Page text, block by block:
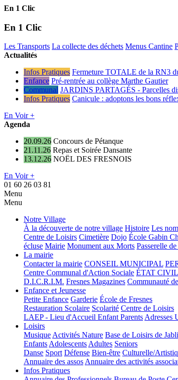
En 1 Clic
En 1 Clic
Les Transports La collecte des déchets Menus Cantine
Actualités
Infos Pratiques Fermeture TOTALE de la RN3
Enfance Pré-rentrée au collège Marthe Gautier
Communal JARDINS PARTAGÉS - Parcelles
Infos Pratiques Canicule : adoptons les bons
En Voir +
Agenda
20.09.26 Concours de Pétanque
21.11.26 Repas et Soirée Dansante
13.12.26 NOËL DES FRESNOIS
En Voir +
01 60 26 03 81
Menu
Menu
Notre Village
À la découverte de notre village Histoire Les
Centre de Loisirs Cimetière Dojo École Gabin
écluse Mairie Monument aux Morts Passerelle
La mairie
Contacter la mairie CONSEIL MUNICIPAL
Centre Communal d'Action Sociale ÉTAT CIVIL
D.I.C.R.I.M. Fresnes Magazines Communauté
Enfance et Jeunesse
Petite Enfance Garderie École de Fresnes
Restauration Scolaire Scolarité Centre de Loisirs
LAEP - Lieu d'Accueil Enfant ParentsAdresses
Loisirs
MusiqueActivités Nature Base de Loisirs de
EnfantsAdolescentsAdultes Seniors
Danse Sport Défense Bien-être Culturelle/
Annuaire des assosAnnuaire des activités
Infos Pratiques